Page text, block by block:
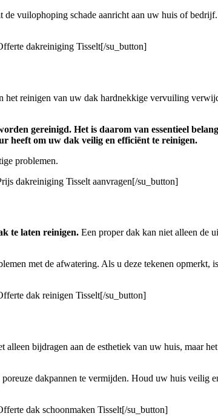
vuilophoping schade aanricht aan uw huis of
dakreiniging Tisselt[/su_button]
reinigen van uw dak hardnekkige vervuiling
gereinigd. Het is daarom van essentieel
heeft om uw dak veilig en efficiënt te reinigen.
problemen.
dakreiniging Tisselt aanvragen[/su_button]
te laten reinigen. Een proper dak kan niet alleen de
met de afwatering. Als u deze tekenen opmerkt,
dak reinigen Tisselt[/su_button]
bijdragen aan de esthetiek van uw huis, maar
poreuze dakpannen te vermijden. Houd uw huis veilig
dak schoonmaken Tisselt[/su_button]